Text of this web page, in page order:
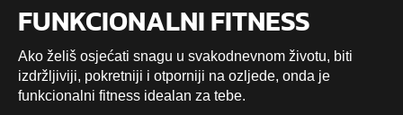
FUNKCIONALNI FITNESS
Ako želiš osjećati snagu u svakodnevnom životu, biti
izdržljiviji, pokretniji i otporniji na ozljede, onda je
funkcionalni fitness idealan za tebe.